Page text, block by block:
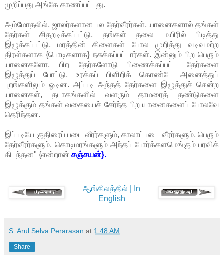
முறிப்பது அங்கே காணப்பட்டது.
அம்மோதலில், ஜாலர்களான பல தேர்வீரர்கள், யானைகளால் தங்கள்
தேர்கள் சிதறடிக்கப்பட்டு, தங்கள் தலை மயிரில் பிடித்து
இழுக்கப்பட்டு, மரத்தின் கிளைகள் போல முறித்து வடிவமற்ற
திரள்களாக {பொடிகளாக} நசுக்கப்பட்டார்கள். இன்னும் பிற பெரும்
யானைகளோ, பிற தேர்களோடு பிணைக்கப்பட்ட தேர்களை
இழுத்துப் போட்டு, உரக்கப் பிளிறிக் கொண்டே அனைத்துப்
புறங்களிலும் ஓடின. அப்படி அந்தத் தேர்களை இழுத்துச் சென்ற
யானைகள், தடாகங்களில் வளரும் தாமரைத் தண்டுகளை
இழுக்கும் தங்கள் வகையைச் சேர்ந்த பிற யானைகளைப் போலவே
தெரிந்தன.
இப்படியே குதிரைப் படை வீரர்களும், காலாட்படை வீரர்களும், பெரும்
தேர்வீரர்களும், கொடிமரங்களும் அந்தப் போர்க்களமெங்கும் பரவிக்
கிடந்தன" {என்றான் சஞ்சயன்}.
ஆங்கிலத்தில் | In
English
S. Arul Selva Perarasan at 1:48 AM
Share